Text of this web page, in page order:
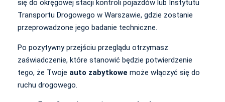
się do okręgowej stacji kontroli pojazdów lub Instytutu
Transportu Drogowego w Warszawie, gdzie zostanie
przeprowadzone jego badanie techniczne.
Po pozytywny przejściu przeglądu otrzymasz
zaświadczenie, które stanowić będzie potwierdzenie
tego, że Twoje auto zabytkowe może włączyć się do
ruchu drogowego.